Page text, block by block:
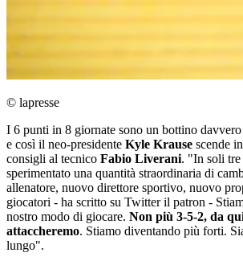
© lapresse
I 6 punti in 8 giornate sono un bottino
e così il neo-presidente Kyle Krause scende
consigli al tecnico Fabio Liverani. "In soli tre
sperimentato una quantità straordinaria di
allenatore, nuovo direttore sportivo, nuovo
giocatori - ha scritto su Twitter il patron -
nostro modo di giocare. Non più 3-5-2, da
attaccheremo. Stiamo diventando più forti.
lungo".